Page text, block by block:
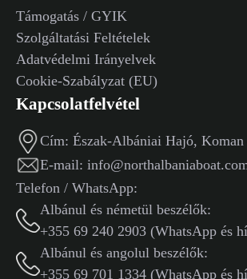
Támogatás / GYIK
Szolgáltatási Feltételek
Adatvédelmi Irányelvek
Cookie-Szabályzat (EU)
Kapcsolatfelvétel
Cím: Észak-Albániai Hajó,
E-mail:
Telefon / WhatsApp:
Albánul és németül beszélők:
+355 69 240 2903 (WhatsApp és
Albánul és angolul beszélők:
+355 69 701 1334 (WhatsApp és